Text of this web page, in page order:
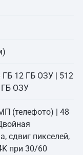
12 ГБ ОЗУ | 512
ГБ ОЗУ
(телефото) | 48
сдвиг пикселей,
при 30/60